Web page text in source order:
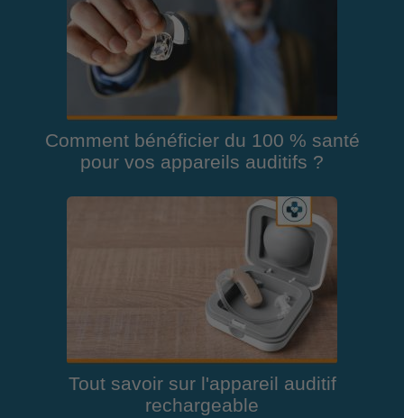
Comment bénéficier du 100 % santé
pour vos appareils auditifs ?
Tout savoir sur l'appareil auditif
rechargeable